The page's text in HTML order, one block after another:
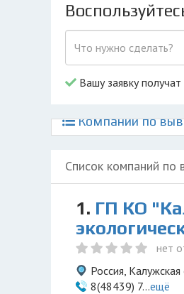
Вашу заявку
Компании по
Список компаний по
1. ГП КО
нет
Россия,
8(48439) 7...ещё